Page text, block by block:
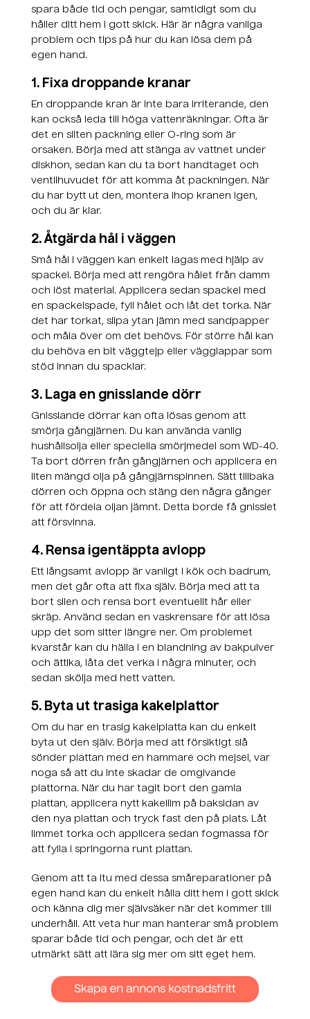
spara både tid och pengar, samtidigt som du
håller ditt hem i gott skick. Här är några vanliga
problem och tips på hur du kan lösa dem på
egen hand.
1. Fixa droppande kranar
En droppande kran är inte bara irriterande, den
kan också leda till höga vattenräkningar. Ofta är
det en sliten packning eller O-ring som är
orsaken. Börja med att stänga av vattnet under
diskhon, sedan kan du ta bort handtaget och
ventilhuvudet för att komma åt packningen. När
du har bytt ut den, montera ihop kranen igen,
och du är klar.
2. Åtgärda hål i väggen
Små hål i väggen kan enkelt lagas med hjälp av
spackel. Börja med att rengöra hålet från damm
och löst material. Applicera sedan spackel med
en spackelspade, fyll hålet och låt det torka. När
det har torkat, slipa ytan jämn med sandpapper
och måla över om det behövs. För större hål kan
du behöva en bit väggtejp eller vägglappar som
stöd innan du spacklar.
3. Laga en gnisslande dörr
Gnisslande dörrar kan ofta lösas genom att
smörja gångjärnen. Du kan använda vanlig
hushållsolja eller speciella smörjmedel som WD-40.
Ta bort dörren från gångjärnen och applicera en
liten mängd olja på gångjärnspinnen. Sätt tillbaka
dörren och öppna och stäng den några gånger
för att fördela oljan jämnt. Detta borde få gnisslet
att försvinna.
4. Rensa igentäppta avlopp
Ett långsamt avlopp är vanligt i kök och badrum,
men det går ofta att fixa själv. Börja med att ta
bort silen och rensa bort eventuellt hår eller
skräp. Använd sedan en vaskrensare för att lösa
upp det som sitter längre ner. Om problemet
kvarstår kan du hälla i en blandning av bakpulver
och ättika, låta det verka i några minuter, och
sedan skölja med hett vatten.
5. Byta ut trasiga kakelplattor
Om du har en trasig kakelplatta kan du enkelt
byta ut den själv. Börja med att försiktigt slå
sönder plattan med en hammare och mejsel, var
noga så att du inte skadar de omgivande
plattorna. När du har tagit bort den gamla
plattan, applicera nytt kakellim på baksidan av
den nya plattan och tryck fast den på plats. Låt
limmet torka och applicera sedan fogmassa för
att fylla i springorna runt plattan.
Genom att ta itu med dessa småreparationer på
egen hand kan du enkelt hålla ditt hem i gott skick
och känna dig mer självsäker när det kommer till
underhåll. Att veta hur man hanterar små problem
sparar både tid och pengar, och det är ett
utmärkt sätt att lära sig mer om sitt eget hem.